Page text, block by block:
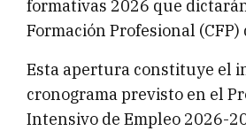
formativas 2026 que
Formación Profesional (CFP)
Esta apertura constituye el
cronograma previsto en el
Intensivo de Empleo 2026-